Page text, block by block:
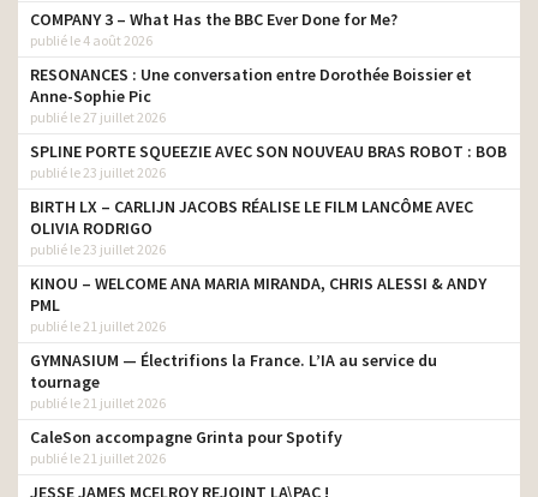
Allianz France – On a tous
besoin de quelqu’un sur
qui s’appuyer
monteur
Aldi – Cendrillon 2023
va si bien
monteur
POWER – Le plaisir de
l’électrique sans recharge
monteur
Banque Populaire –
L’aventure collective
monteur
Nouveau Nissan Qashqai
e-Power- Le plaisir de
l’électrique sans recharge
monteur
Nouveaux Épargnants
monteur
COMPANY 3 – What Has the BBC Ever Done for Me?
publié le 4 août 2026
RESONANCES : Une conversation entre Dorothée Boissier et
Anne-Sophie Pic
publié le 27 juillet 2026
SPLINE PORTE SQUEEZIE AVEC SON NOUVEAU BRAS ROBOT : BOB
publié le 23 juillet 2026
BIRTH LX – CARLIJN JACOBS RÉALISE LE FILM LANCÔME AVEC
OLIVIA RODRIGO
publié le 23 juillet 2026
KINOU – WELCOME ANA MARIA MIRANDA, CHRIS ALESSI & ANDY
PML
publié le 21 juillet 2026
GYMNASIUM — Électrifions la France. L’IA au service du
tournage
publié le 21 juillet 2026
CaleSon accompagne Grinta pour Spotify
publié le 21 juillet 2026
JESSE JAMES MCELROY REJOINT LA\PAC !